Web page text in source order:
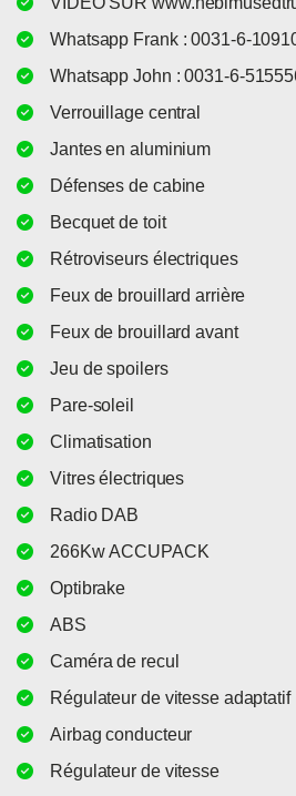
Whatsapp Frank : 0031-6-
Whatsapp John : 0031-6-
Verrouillage central
Jantes en aluminium
Défenses de cabine
Becquet de toit
Rétroviseurs électriques
Feux de brouillard arrière
Feux de brouillard avant
Jeu de spoilers
Pare-soleil
Climatisation
Vitres électriques
Radio DAB
266Kw ACCUPACK
Optibrake
ABS
Caméra de recul
Régulateur de vitesse adaptatif
Airbag conducteur
Régulateur de vitesse